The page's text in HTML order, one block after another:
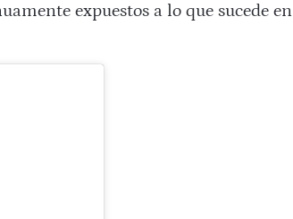
expuestos a lo que sucede en